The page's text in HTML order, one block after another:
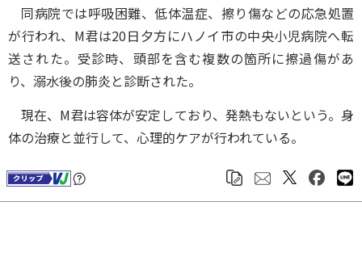
同病院では呼吸困難、低体温症、擦り傷などの応急処置
が行われ、M君は20日夕方にハノイ市の中央小児病院へ転
送された。受診時、頭部を含む複数の箇所に擦過傷があ
り、溺水後の肺炎と診断された。
現在、M君は容体が安定しており、発熱もないという。身
体の治療と並行して、心理的ケアが行われている。